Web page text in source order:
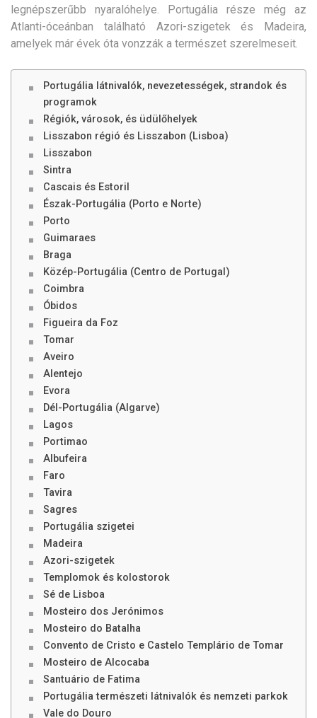
legnépszerűbb nyaralóhelye. Portugália része még az
Atlanti-óceánban található Azori-szigetek és Madeira,
amelyek már évek óta vonzzák a természet szerelmeseit.
Portugália látnivalók, nevezetességek, strandok és
programok
Régiók, városok, és üdülőhelyek
Lisszabon régió és Lisszabon (Lisboa)
Lisszabon
Sintra
Cascais és Estoril
Észak-Portugália (Porto e Norte)
Porto
Guimaraes
Braga
Közép-Portugália (Centro de Portugal)
Coimbra
Óbidos
Figueira da Foz
Tomar
Aveiro
Alentejo
Evora
Dél-Portugália (Algarve)
Lagos
Portimao
Albufeira
Faro
Tavira
Sagres
Portugália szigetei
Madeira
Azori-szigetek
Templomok és kolostorok
Sé de Lisboa
Mosteiro dos Jerónimos
Mosteiro do Batalha
Convento de Cristo e Castelo Templário de Tomar
Mosteiro de Alcocaba
Santuário de Fatima
Portugália természeti látnivalók és nemzeti parkok
Vale do Douro